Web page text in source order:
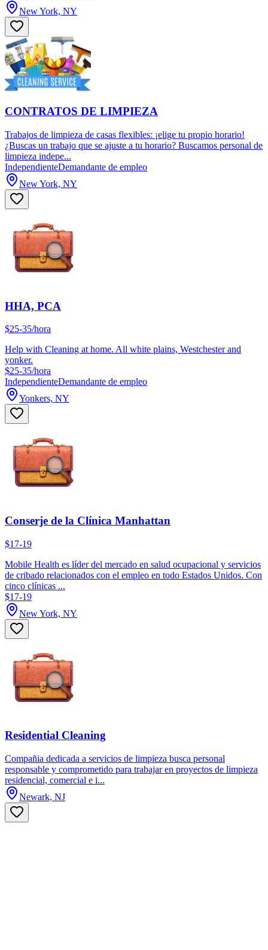
New York, NY
CONTRATOS DE LIMPIEZA
Trabajos de limpieza de casas flexibles: ¡elige tu propio horario!
¿Buscas un trabajo que se ajuste a tu horario? Buscamos personal de
limpieza indepe...
IndependienteDemandante de empleo
New York, NY
HHA, PCA
$25-35/hora
Help with Cleaning at home. All white plains, Westchester and
yonker.
$25-35/hora
IndependienteDemandante de empleo
Yonkers, NY
Conserje de la Clínica Manhattan
$17-19
Mobile Health es líder del mercado en salud ocupacional y servicios
de cribado relacionados con el empleo en todo Estados Unidos. Con
cinco clínicas ...
$17-19
New York, NY
Residential Cleaning
Compañia dedicada a servicios de limpieza busca personal
responsable y comprometido para trabajar en proyectos de limpieza
residencial, comercial e i...
Newark, NJ